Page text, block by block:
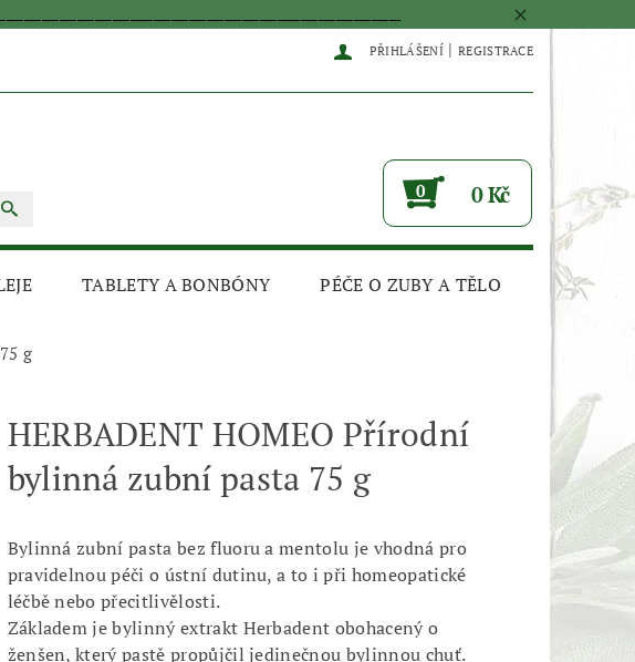
PŘIHLÁŠENÍ | REGISTRACE
0 0 Kč
TABLETY A BONBÓNY PÉČE O ZUBY A TĚLO
g
HERBADENT HOMEO Přírodní
bylinná zubní pasta 75 g
Bylinná zubní pasta bez fluoru a mentolu je vhodná pro
pravidelnou péči o ústní dutinu, a to i při homeopatické
léčbě nebo přecitlivělosti.
Základem je bylinný extrakt Herbadent obohacený o
ženšen, který pastě propůjčil jedinečnou bylinnou chuť.